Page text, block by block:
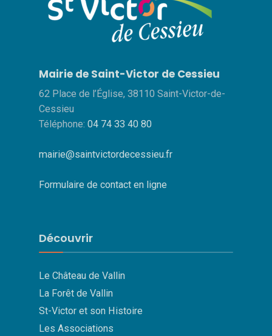
Mairie de Saint-Victor de Cessieu
62 Place de l’Église, 38110 Saint-Victor-de-
Cessieu
Téléphone: 04 74 33 40 80
mairie@saintvictordecessieu.fr
Formulaire de contact en ligne
Découvrir
Le Château de Vallin
La Forêt de Vallin
St-Victor et son Histoire
Les Associations